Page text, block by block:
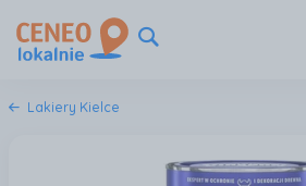
Lakiery Kielce